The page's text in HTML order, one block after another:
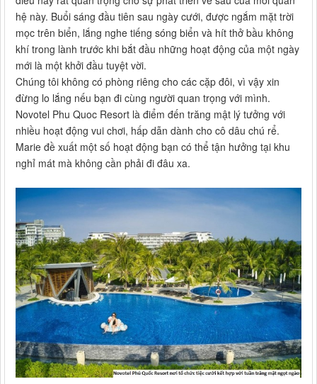
hệ này. Buổi sáng đầu tiên sau ngày cưới, được ngắm mặt trời
mọc trên biển, lắng nghe tiếng sóng biển và hít thở bầu không
khí trong lành trước khi bắt đầu những hoạt động của một ngày
mới là một khởi đầu tuyệt vời.
Chúng tôi không có phòng riêng cho các cặp đôi, vì vậy xin
đừng lo lắng nếu bạn đi cùng người quan trọng với mình.
Novotel Phu Quoc Resort là điểm đến trăng mật lý tưởng với
nhiều hoạt động vui chơi, hấp dẫn dành cho cô dâu chú rể.
Marie đề xuất một số hoạt động bạn có thể tận hưởng tại khu
nghỉ mát mà không cần phải đi đâu xa.